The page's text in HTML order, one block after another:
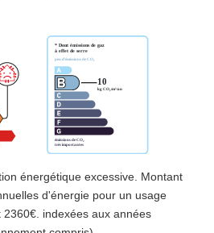
énergétique excessive. Montant
d'énergie pour un usage
indexées aux années